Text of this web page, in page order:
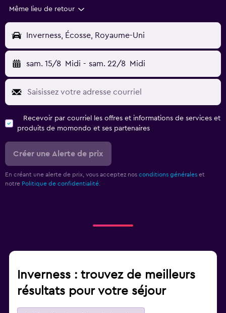
Même lieu de retour
Inverness, Écosse, Royaume-Uni
sam. 15/8 Midi - sam. 22/8 Midi
Recevoir par courriel les offres et informations de services et
produits de momondo et ses partenaires
Créer une Alerte de prix
En créant une alerte de prix, vous acceptez nos conditions générales et
notre Politique de confidentialité.
Inverness : trouvez de meilleurs
résultats pour votre séjour